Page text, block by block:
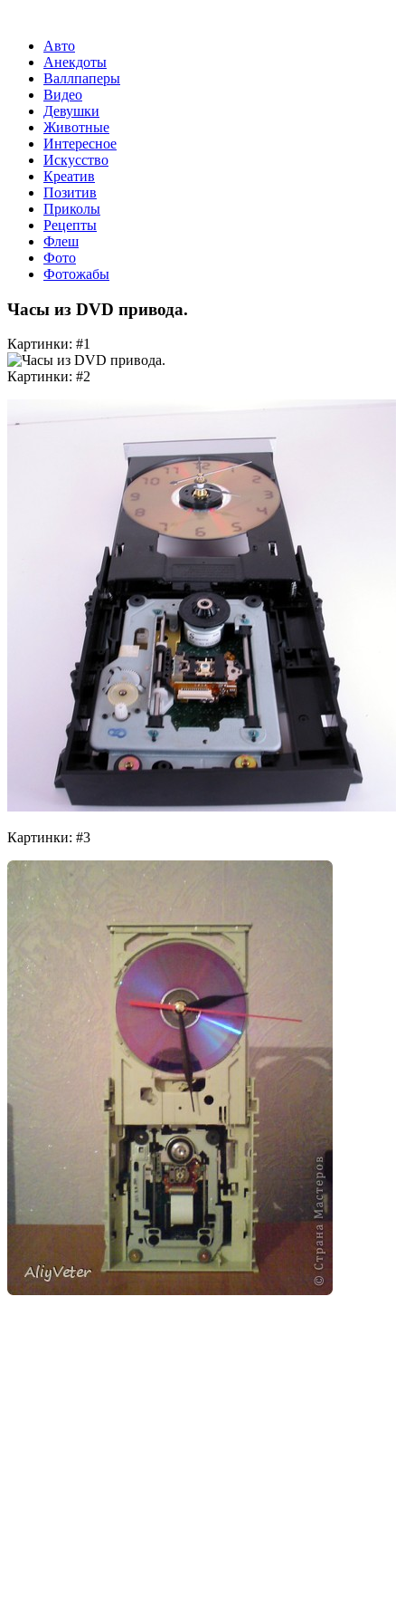
Авто
Анекдоты
Валлпаперы
Видео
Девушки
Животные
Интересное
Искусство
Креатив
Позитив
Приколы
Рецепты
Флеш
Фото
Фотожабы
Часы из DVD привода.
Картинки: #1
Картинки: #2
Картинки: #3